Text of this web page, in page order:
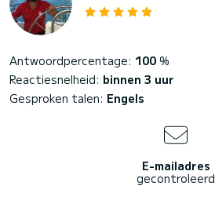
Antwoordpercentage: 100 %
Reactiesnelheid: binnen 3 uur
Gesproken talen: Engels
E-mailadres
gecontroleerd